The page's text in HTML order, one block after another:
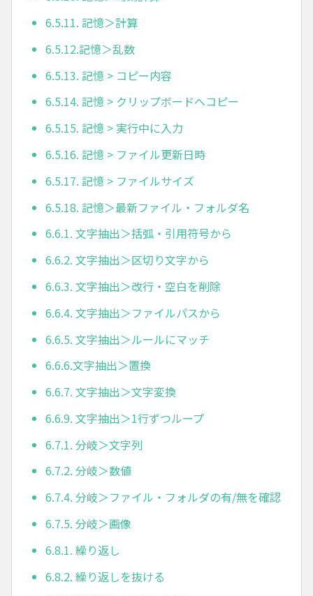
6.5.11. 記憶＞計算
6.5.12.記憶＞乱数
6.5.13. 記憶 > コピー内容
6.5.14. 記憶 > クリップボードへコピー
6.5.15. 記憶 > 実行中に入力
6.5.16. 記憶 > ファイル更新日時
6.5.17. 記憶 > ファイルサイズ
6.5.18. 記憶＞最新ファイル・フォルダ名
6.6.1. 文字抽出＞括弧・引用符号から
6.6.2. 文字抽出＞区切り文字から
6.6.3. 文字抽出＞改行・空白を削除
6.6.4. 文字抽出＞ファイルパスから
6.6.5. 文字抽出＞ルールにマッチ
6.6.6.文字抽出＞置換
6.6.7. 文字抽出＞文字変換
6.6.9. 文字抽出＞1行ずつループ
6.7.1. 分岐＞文字列
6.7.2. 分岐＞数値
6.7.4. 分岐＞ファイル・フォルダの有/無を確認
6.7.5. 分岐＞画像
6.8.1. 繰り返し
6.8.2. 繰り返しを抜ける